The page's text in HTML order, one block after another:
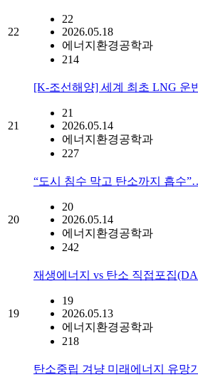
22
22
2026.05.18
에너지환경공학과
214
21
[K-조선해양] 세계 최초 LNG 운
21
2026.05.14
에너지환경공학과
227
20
“도시 침수 막고 탄소까지 흡수
20
2026.05.14
에너지환경공학과
242
19
재생에너지 vs 탄소 직접포집
19
2026.05.13
에너지환경공학과
218
탄소중립 겨냥 미래에너지 유망